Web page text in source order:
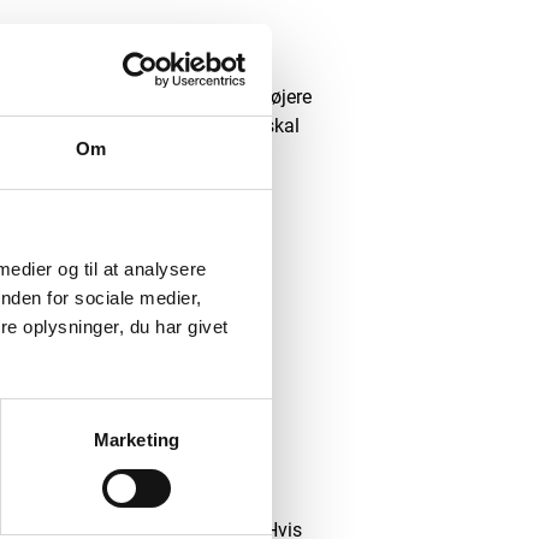
Om
og til at analysere
for sociale medier,
oplysninger, du har givet
Marketing
have svært ved at virke. Ved højere
de bedste resultater, når du skal
og træ
de effektivt trænger ind i
af træofte kræver
vigtigt at følge produktets
da vejret ofte er mildt. Undgå
uhensigtsmæssige, da
at opnå det bedste resultat. Hvis